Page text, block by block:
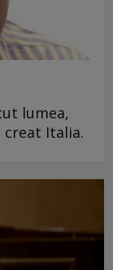
lumea,
creat Italia.